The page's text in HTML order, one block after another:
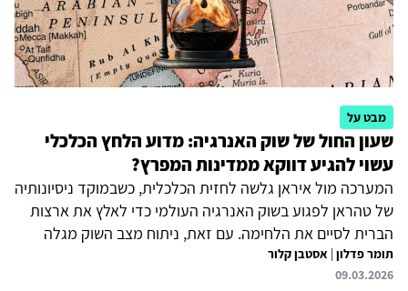
מבט על
שעון החול של שוק האנרגיה: מדוע הלחץ הכלכלי
עשוי להגיע דווקא ממדינות המפרץ?
המערכה מול איראן גלשה לחזית הכלכלית, כשבמוקד ניסיונותיה
של טהראן לפגוע בשוק האנרגיה העולמי כדי לאלץ את ארצות
הברית לסיים את הלחימה. עם זאת, ניתוח מצב השוק מגלה
תמונה מפתיעה: בעוד הכלכלה העולמית מפגינה חוסן ויכולה
להכיל את עליית המחירים בטווח הקצר, נקודת התורפה
תומר פדלון | אסטבן קלור
09.03.2026